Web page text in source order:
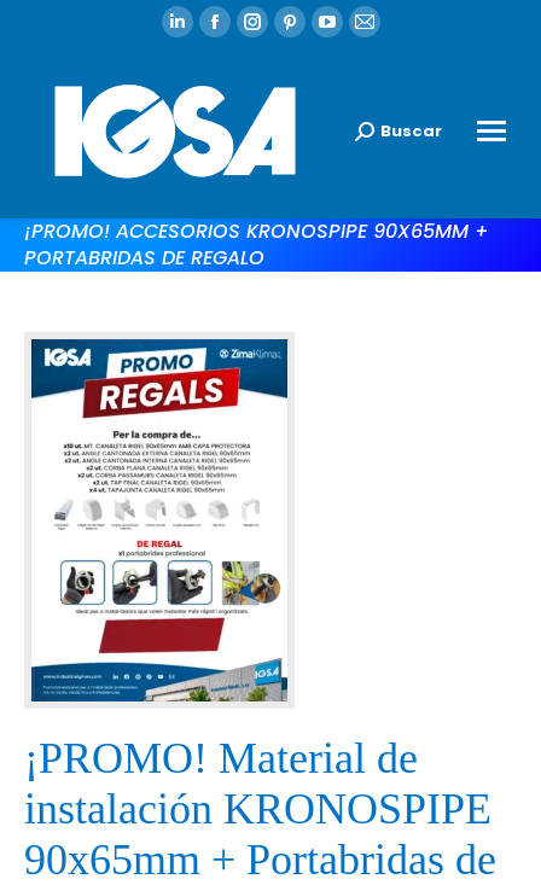
Buscar
¡PROMO! ACCESORIOS KRONOSPIPE 90X65MM +
PORTABRIDAS DE REGALO
¡PROMO! Material de
instalación KRONOSPIPE
90x65mm + Portabridas de